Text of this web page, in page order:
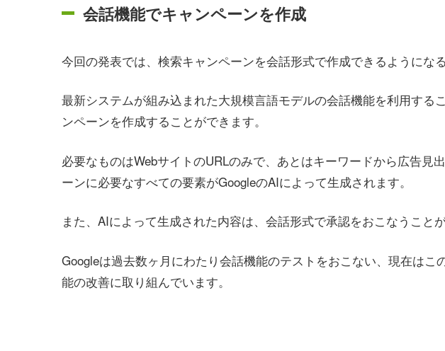
会話機能でキャンペーンを作成
今回の発表では、検索キャンペーンを会話形式で作成できるようにな
最新システムが組み込まれた大規模言語モデルの会話機能を利用する
ンペーンを作成することができます。
必要なものはWebサイトのURLのみで、あとはキーワードから広告見
ーンに必要なすべての要素がGoogleのAIによって生成されます。
また、AIによって生成された内容は、会話形式で承認をおこなうことが
Googleは過去数ヶ月にわたり会話機能のテストをおこない、現在はこ
能の改善に取り組んでいます。